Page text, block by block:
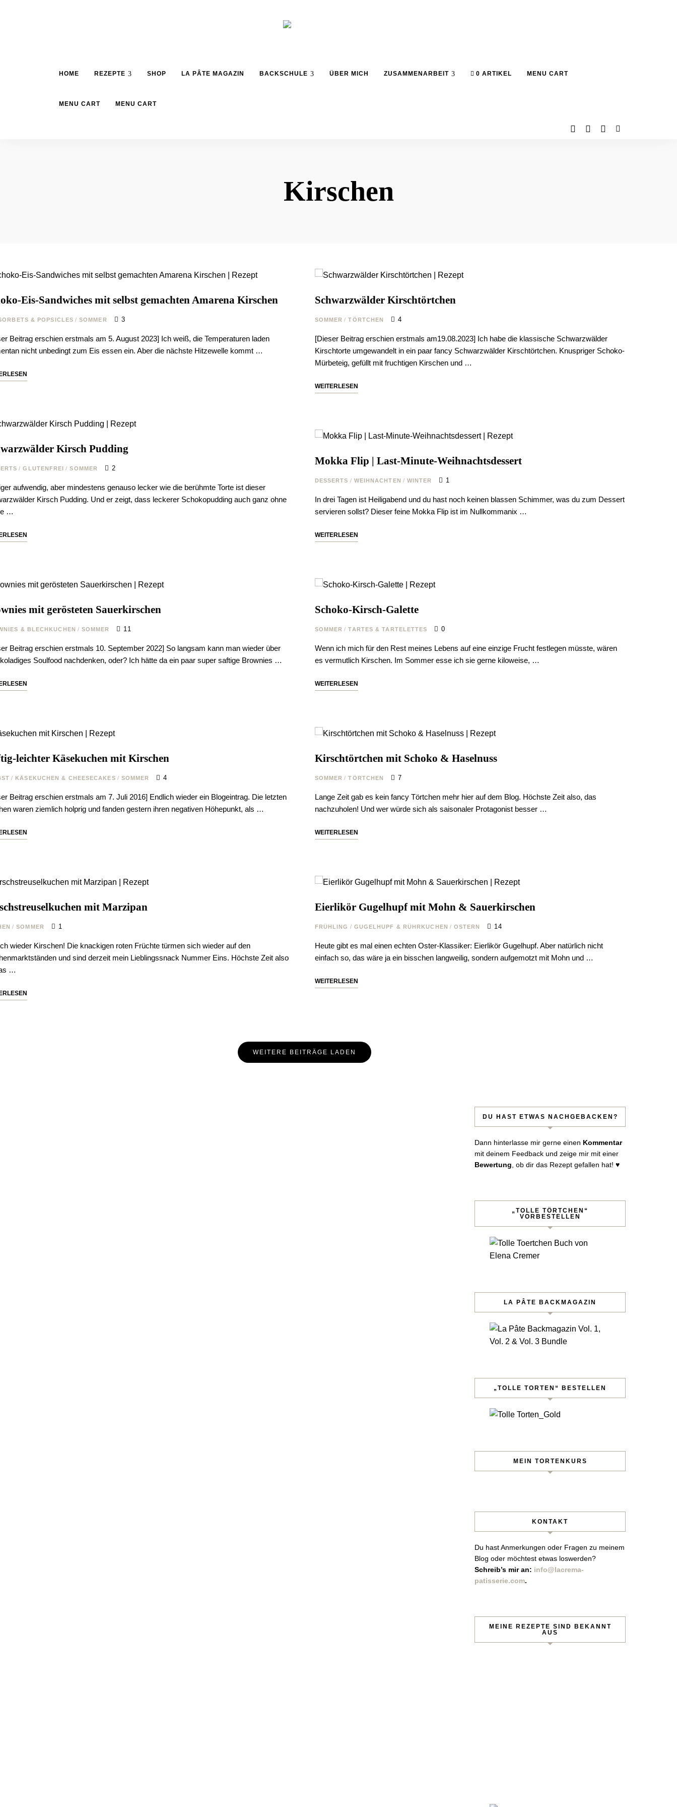
HOME REZEPTE SHOP LA PÂTE MAGAZIN BACKSCHULE ÜBER MICH ZUSAMMENARBEIT 0 ARTIKEL MENU CART
MENU CART MENU CART
Kirschen
Eis-Sandwiches mit selbst gemachten Amarena Kirschen
& POPSICLES / SOMMER 3
Beitrag erschien erstmals am 5. August 2023] Ich weiß, die Temperaturen laden
nicht unbedingt zum Eis essen ein. Aber die nächste Hitzewelle kommt …
Kirsch Pudding
/ GLUTENFREI / SOMMER 2
aufwendig, aber mindestens genauso lecker wie die berühmte Torte ist dieser
Kirsch Pudding. Und er zeigt, dass leckerer Schokopudding auch ganz ohne
…
mit gerösteten Sauerkirschen
& BLECHKUCHEN / SOMMER 11
Beitrag erschien erstmals 10. September 2022] So langsam kann man wieder über
Soulfood nachdenken, oder? Ich hätte da ein paar super saftige Brownies …
leichter Käsekuchen mit Kirschen
/ KÄSEKUCHEN & CHEESECAKES / SOMMER 4
Beitrag erschien erstmals am 7. Juli 2016] Endlich wieder ein Blogeintrag. Die letzten
waren ziemlich holprig und fanden gestern ihren negativen Höhepunkt, als …
mit Marzipan
/ SOMMER 1
wieder Kirschen! Die knackigen roten Früchte türmen sich wieder auf den
und sind derzeit mein Lieblingssnack Nummer Eins. Höchste Zeit also
…
Schwarzwälder Kirschtörtchen
SOMMER / TÖRTCHEN 4
[Dieser Beitrag erschien erstmals am19.08.2023] Ich habe die klassische Schwarzwälder
Kirschtorte umgewandelt in ein paar fancy Schwarzwälder Kirschtörtchen. Knuspriger Schoko-
Mürbeteig, gefüllt mit fruchtigen Kirschen und …
WEITERLESEN
Mokka Flip | Last-Minute-Weihnachtsdessert
DESSERTS / WEIHNACHTEN / WINTER 1
In drei Tagen ist Heiligabend und du hast noch keinen blassen Schimmer, was du zum Dessert
servieren sollst? Dieser feine Mokka Flip ist im Nullkommanix …
WEITERLESEN
Schoko-Kirsch-Galette
SOMMER / TARTES & TARTELETTES 0
Wenn ich mich für den Rest meines Lebens auf eine einzige Frucht festlegen müsste, wären
es vermutlich Kirschen. Im Sommer esse ich sie gerne kiloweise, …
WEITERLESEN
Kirschtörtchen mit Schoko & Haselnuss
SOMMER / TÖRTCHEN 7
Lange Zeit gab es kein fancy Törtchen mehr hier auf dem Blog. Höchste Zeit also, das
nachzuholen! Und wer würde sich als saisonaler Protagonist besser …
WEITERLESEN
Eierlikör Gugelhupf mit Mohn & Sauerkirschen
FRÜHLING / GUGELHUPF & RÜHRKUCHEN / OSTERN 14
Heute gibt es mal einen echten Oster-Klassiker: Eierlikör Gugelhupf. Aber natürlich nicht
einfach so, das wäre ja ein bisschen langweilig, sondern aufgemotzt mit Mohn und …
WEITERLESEN
WEITERE BEITRÄGE LADEN
DU HAST ETWAS NACHGEBACKEN?
Dann hinterlasse mir gerne einen Kommentar
mit deinem Feedback und zeige mir mit einer
Bewertung , ob dir das Rezept gefallen hat! ♥︎
„TOLLE TÖRTCHEN“
VORBESTELLEN
LA PÂTE BACKMAGAZIN
„TOLLE TORTEN“ BESTELLEN
MEIN TORTENKURS
KONTAKT
Du hast Anmerkungen oder Fragen zu meinem
Blog oder möchtest etwas loswerden?
Schreib’s mir an: info@lacrema-
patisserie.com.
MEINE REZEPTE SIND BEKANNT
AUS
Verpasse kein Rezept mehr und erhalte regelmäßig neue Rezepte per Mail.